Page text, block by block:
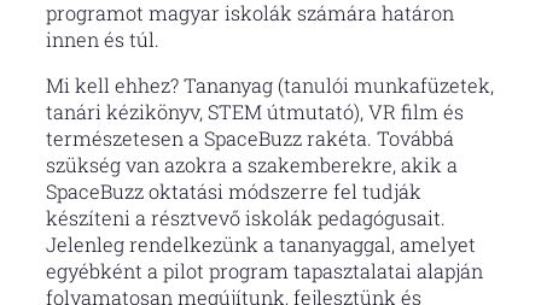
programot magyar iskolák számára határon
innen és túl.
Mi kell ehhez? Tananyag (tanulói munkafüzetek,
tanári kézikönyv, STEM útmutató), VR film és
természetesen a SpaceBuzz rakéta. Továbbá
szükség van azokra a szakemberekre, akik a
SpaceBuzz oktatási módszerre fel tudják
készíteni a résztvevő iskolák pedagógusait.
Jelenleg rendelkezünk a tananyaggal, amelyet
egyébként a pilot program tapasztalatai alapján
folyamatosan megújítunk, fejlesztünk és